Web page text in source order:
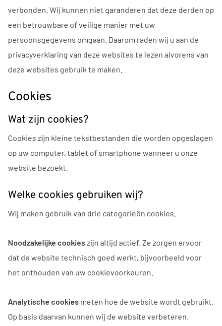
verbonden. Wij kunnen niet garanderen dat deze derden op
een betrouwbare of veilige manier met uw
persoonsgegevens omgaan. Daarom raden wij u aan de
privacyverklaring van deze websites te lezen alvorens van
deze websites gebruik te maken.
Cookies
Wat zijn cookies?
Cookies zijn kleine tekstbestanden die worden opgeslagen
op uw computer, tablet of smartphone wanneer u onze
website bezoekt.
Welke cookies gebruiken wij?
Wij maken gebruik van drie categorieën cookies.
Noodzakelijke cookieszijn altijd actief. Ze zorgen ervoor
dat de website technisch goed werkt, bijvoorbeeld voor
het onthouden van uw cookievoorkeuren.
Analytische cookies meten hoe de website wordt gebruikt.
Op basis daarvan kunnen wij de website verbeteren.